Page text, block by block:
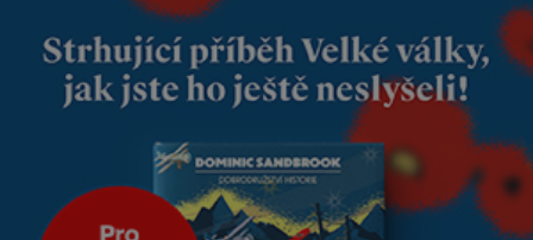
modrou filcovou čapkou, z níž
se draly blonďaté vlásky. Fakt,
že jsou těla dávných lidí
nesmírně dobře zachovalá,
přičítají odborníci zdejším
klimatickým podmínkám.
Sucho, prosolené písky a
extrémně